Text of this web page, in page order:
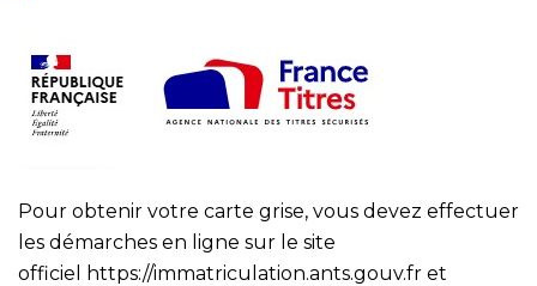
Pour obtenir votre carte grise, vous devez effectuer
les démarches en ligne sur le site
officiel
https://immatriculation.ants.gouv.fr et